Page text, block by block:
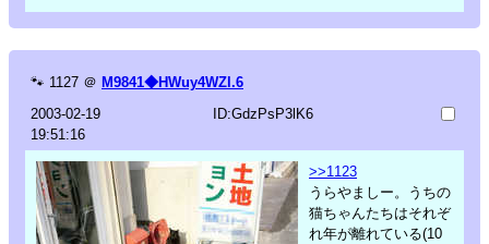
🐾 1127 ＠ M9841◆HWuy4WZl.6
2003-02-19
19:51:16
ID:GdzPsP3lK6
>>1123
うらやましー。うちの
猫ちゃんたちはそれぞ
れ年が離れている(10